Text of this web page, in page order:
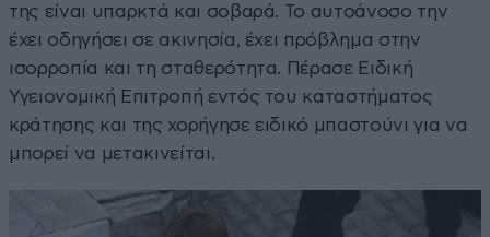
της είναι υπαρκτά και σοβαρά. Το αυτοάνοσο την
έχει οδηγήσει σε ακινησία, έχει πρόβλημα στην
ισορροπία και τη σταθερότητα. Πέρασε Ειδική
Υγειονομική Επιτροπή εντός του καταστήματος
κράτησης και της χορήγησε ειδικό μπαστούνι για να
μπορεί να μετακινείται.